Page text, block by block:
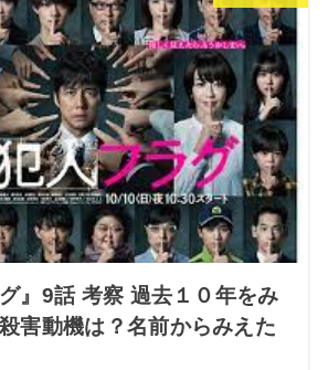
グ』9話 考察 過去１０年をみ
害動機は？名前からみえた